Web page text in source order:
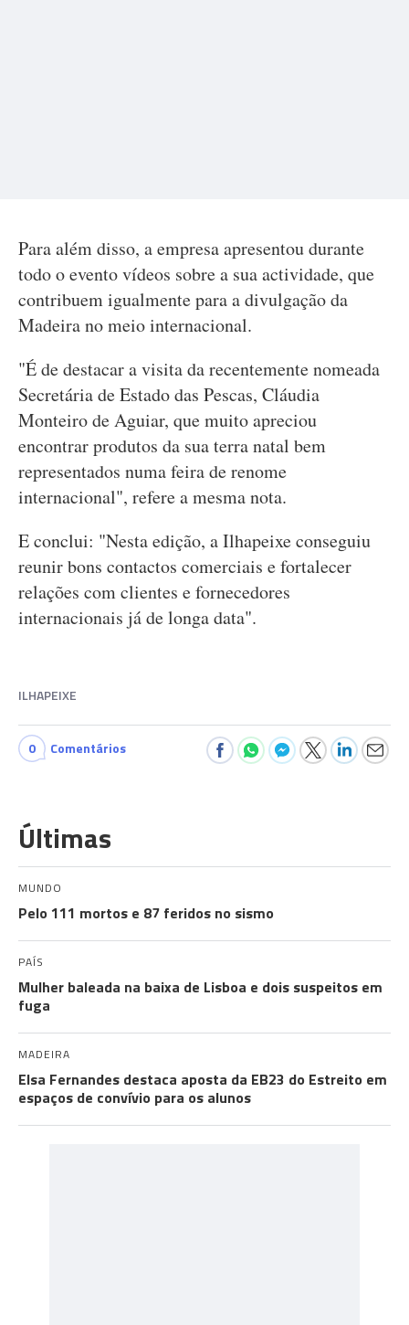
Para além disso, a empresa apresentou durante
todo o evento vídeos sobre a sua actividade, que
contribuem igualmente para a divulgação da
Madeira no meio internacional.
"É de destacar a visita da recentemente nomeada
Secretária de Estado das Pescas, Cláudia
Monteiro de Aguiar, que muito apreciou
encontrar produtos da sua terra natal bem
representados numa feira de renome
internacional", refere a mesma nota.
E conclui: "Nesta edição, a Ilhapeixe conseguiu
reunir bons contactos comerciais e fortalecer
relações com clientes e fornecedores
internacionais já de longa data".
ILHAPEIXE
0 Comentários
Últimas
MUNDO
Pelo 111 mortos e 87 feridos no sismo
PAÍS
Mulher baleada na baixa de Lisboa e dois suspeitos em
fuga
MADEIRA
Elsa Fernandes destaca aposta da EB23 do Estreito em
espaços de convívio para os alunos